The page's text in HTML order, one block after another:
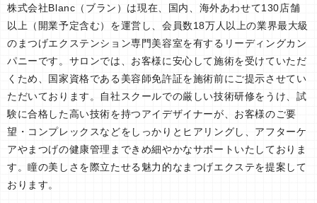
株式会社Blanc（ブラン）は現在、国内、海外あわせて130店舗
以上（開業予定含む）を運営し、会員数18万人以上の業界最大級
のまつげエクステンション専門美容室を有するリーディングカン
パニーです。サロンでは、お客様に安心して施術を受けていただ
くため、国家資格である美容師免許証を施術前にご提示させてい
ただいております。自社スクールでの厳しい技術研修をうけ、試
験に合格した高い技術を持つアイデザイナーが、お客様のご要
望・コンプレックスなどをしっかりとヒアリングし、アフターケ
アやまつげの健康管理まできめ細やかなサポートいたしておりま
す。瞳の美しさを際立たせる魅力的なまつげエクステを提案して
おります。